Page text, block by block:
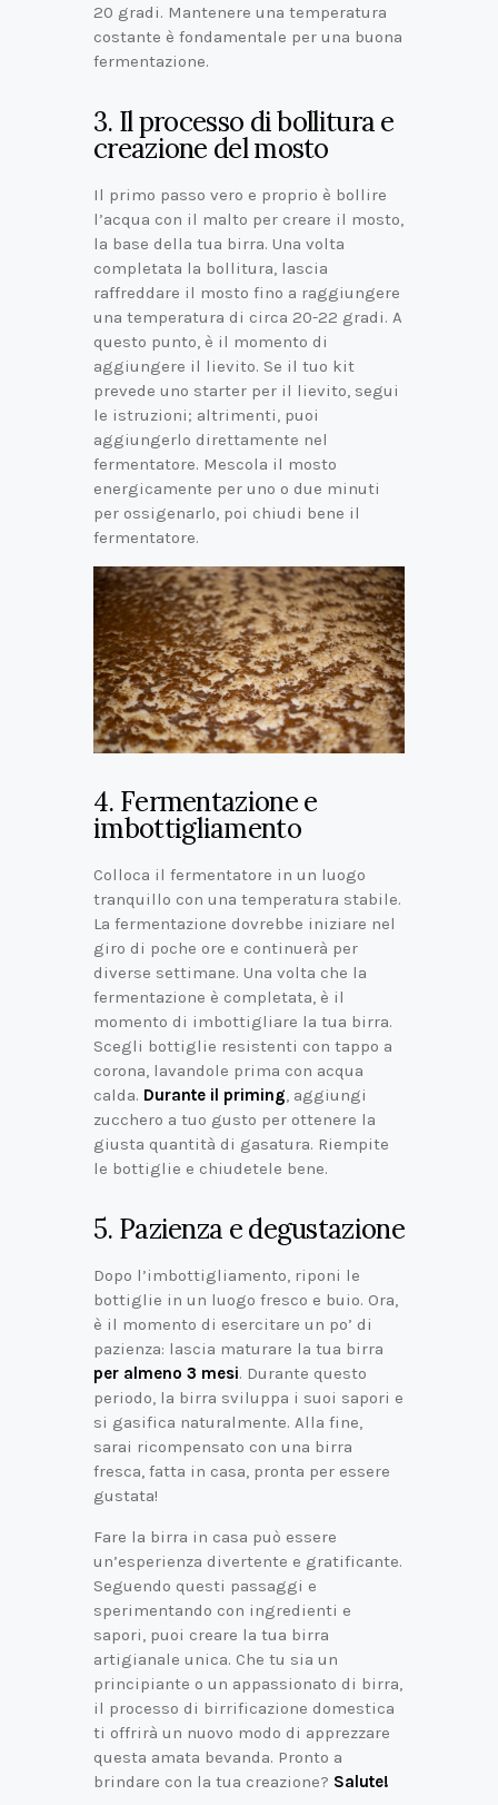
20 gradi. Mantenere una temperatura
costante è fondamentale per una buona
fermentazione.
3. Il processo di bollitura e
creazione del mosto
Il primo passo vero e proprio è bollire
l’acqua con il malto per creare il mosto,
la base della tua birra. Una volta
completata la bollitura, lascia
raffreddare il mosto fino a raggiungere
una temperatura di circa 20-22 gradi. A
questo punto, è il momento di
aggiungere il lievito. Se il tuo kit
prevede uno starter per il lievito, segui
le istruzioni; altrimenti, puoi
aggiungerlo direttamente nel
fermentatore. Mescola il mosto
energicamente per uno o due minuti
per ossigenarlo, poi chiudi bene il
fermentatore.
4. Fermentazione e
imbottigliamento
Colloca il fermentatore in un luogo
tranquillo con una temperatura stabile.
La fermentazione dovrebbe iniziare nel
giro di poche ore e continuerà per
diverse settimane. Una volta che la
fermentazione è completata, è il
momento di imbottigliare la tua birra.
Scegli bottiglie resistenti con tappo a
corona, lavandole prima con acqua
calda. Durante il priming , aggiungi
zucchero a tuo gusto per ottenere la
giusta quantità di gasatura. Riempite
le bottiglie e chiudetele bene.
5. Pazienza e degustazione
Dopo l’imbottigliamento, riponi le
bottiglie in un luogo fresco e buio. Ora,
è il momento di esercitare un po’ di
pazienza: lascia maturare la tua birra
per almeno 3 mesi. Durante questo
periodo, la birra sviluppa i suoi sapori e
si gasifica naturalmente. Alla fine,
sarai ricompensato con una birra
fresca, fatta in casa, pronta per essere
gustata!
Fare la birra in casa può essere
un’esperienza divertente e gratificante.
Seguendo questi passaggi e
sperimentando con ingredienti e
sapori, puoi creare la tua birra
artigianale unica. Che tu sia un
principiante o un appassionato di birra,
il processo di birrificazione domestica
ti offrirà un nuovo modo di apprezzare
questa amata bevanda. Pronto a
brindare con la tua creazione? Salute!